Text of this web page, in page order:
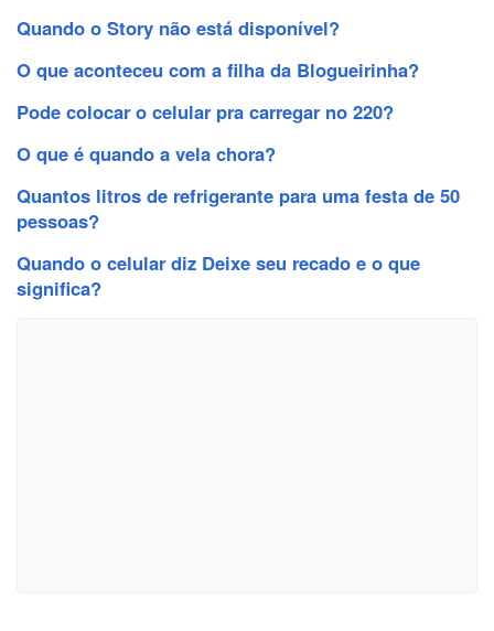
Quando o Story não está disponível?
O que aconteceu com a filha da Blogueirinha?
Pode colocar o celular pra carregar no 220?
O que é quando a vela chora?
Quantos litros de refrigerante para uma festa de 50
pessoas?
Quando o celular diz Deixe seu recado e o que
significa?